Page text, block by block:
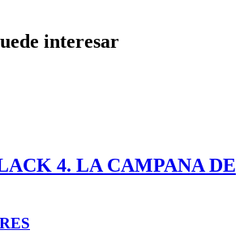
interesar
4. LA CAMPANA DE